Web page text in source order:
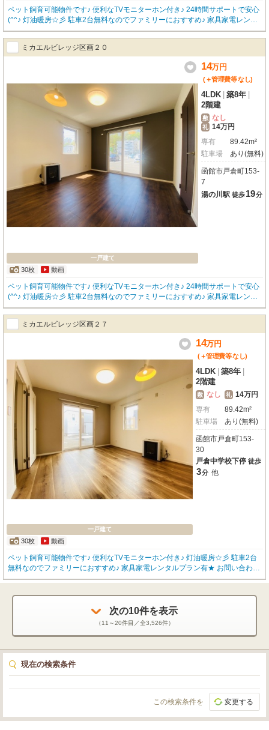
ペット飼育可能物件です♪ 便利なTVモニターホン付き♪ 24時間サポートで安心
(^^♪ 灯油暖房☆彡 駐車2台無料なのでファミリーにおすすめ♪ 家具家電レンタ
ルプラン有★ お問い合わせは 函館地域 物件取扱件数№１の「アパマンショッ
プ函館松風店」0138-83-8665まで(^^♪
ミカエルビレッジ区画２０
一戸建て
30枚 動画
14万円
(＋管理費等なし)
4LDK 築8年
2階建
敷 なし
礼 14万円
専有
89.42m²
駐車場
あり(無料)
函館市戸倉町153-
7
湯の川駅 徒歩19分
ペット飼育可能物件です♪ 便利なTVモニターホン付き♪ 24時間サポートで安心
(^^♪ 灯油暖房☆彡 駐車2台無料なのでファミリーにおすすめ♪ 家具家電レンタ
ルプラン有★ お問い合わせは 函館地域 物件取扱件数№１の「アパマンショッ
プ函館松風店」0138-83-8665まで(^^♪
ミカエルビレッジ区画２７
一戸建て
30枚 動画
14万円
(＋管理費等なし)
4LDK 築8年
2階建
敷 なし 礼 14万円
専有
89.42m²
駐車場
あり(無料)
函館市戸倉町153-
30
戸倉中学校下停 徒歩
3分 他
ペット飼育可能物件です♪ 便利なTVモニターホン付き♪ 灯油暖房☆彡 駐車2台
無料なのでファミリーにおすすめ♪ 家具家電レンタルプラン有★ お問い合わせ
は 函館地域 物件取扱件数№１の「アパマンショップ函館松風店」0138-83-86
次の10件を表示
（11～20件目／全3,526件）
現在の検索条件
この検索条件を 変更する